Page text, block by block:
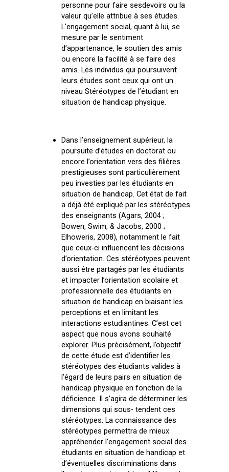
personne pour faire sesdevoirs ou la
valeur qu’elle attribue à ses études.
L’engagement social, quant à lui, se
mesure par le sentiment
d’appartenance, le soutien des amis
ou encore la facilité à se faire des
amis. Les individus qui poursuivent
leurs études sont ceux qui ont un
niveau Stéréotypes de l’étudiant en
situation de handicap physique.
Dans l’enseignement supérieur, la
poursuite d’études en doctorat ou
encore l’orientation vers des filières
prestigieuses sont particulièrement
peu investies par les étudiants en
situation de handicap. Cet état de fait
a déjà été expliqué par les stéréotypes
des enseignants (Agars, 2004 ;
Bowen, Swim, & Jacobs, 2000 ;
Elhoweris, 2008), notamment le fait
que ceux-ci influencent les décisions
d’orientation. Ces stéréotypes peuvent
aussi être partagés par les étudiants
et impacter l’orientation scolaire et
professionnelle des étudiants en
situation de handicap en biaisant les
perceptions et en limitant les
interactions estudiantines. C’est cet
aspect que nous avons souhaité
explorer. Plus précisément, l’objectif
de cette étude est d’identifier les
stéréotypes des étudiants valides à
l’égard de leurs pairs en situation de
handicap physique en fonction de la
déficience. Il s’agira de déterminer les
dimensions qui sous- tendent ces
stéréotypes. La connaissance des
stéréotypes permettra de mieux
appréhender l’engagement social des
étudiants en situation de handicap et
d’éventuelles discriminations dans